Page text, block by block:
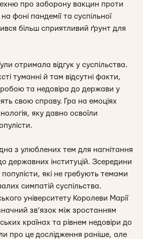
про заборону вакцин проти
фоні пандемії та суспільної
більш сприятливий ґрунт для
отримала відгук у суспільства.
туманні й там відсутні факти,
та недовіра до держави у
свою справу. Гра на емоціях
яку давно освоїли
з улюблених тем для нагнітання
державних інституцій. Зсередини
які не гребують темами
симпатій суспільства.
університету Королеви Марії
зв’язок між зростанням
країнах та рівнем недовіри до
про це дослідження раніше, але